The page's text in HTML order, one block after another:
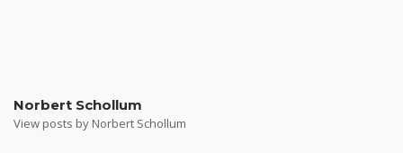
Norbert Schollum
View posts by Norbert Schollum